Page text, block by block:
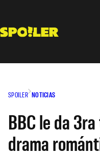
contenido
SPOILER NOTICIAS
BBC le da
drama